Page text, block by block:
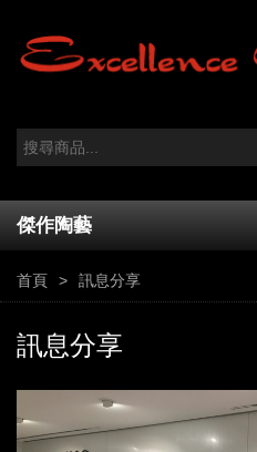
傑作陶藝
首頁 訊息分享
訊息分享